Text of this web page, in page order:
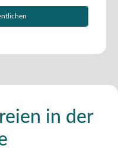
in der